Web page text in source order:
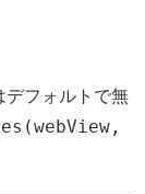
デフォルトで無